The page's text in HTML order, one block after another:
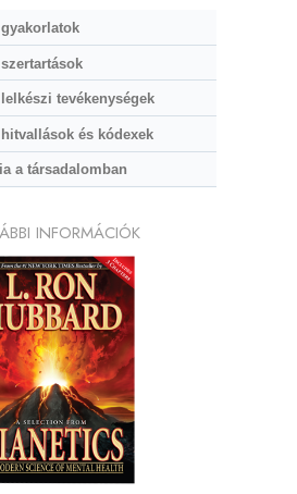
tevékenységek
és kódexek
a társadalomban
INFORMÁCIÓK